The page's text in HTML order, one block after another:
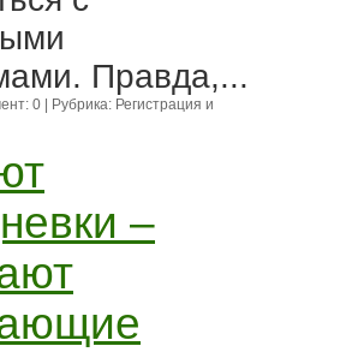
Правда,...
0 | Рубрика: Регистрация и
–